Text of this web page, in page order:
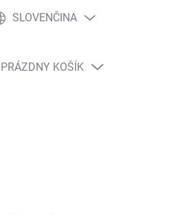
spolupráca Copyright
SLOVENČINA
NÁKUPNÝ
PRÁZDNY KOŠÍK